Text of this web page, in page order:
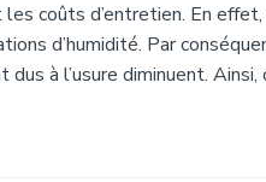
coûts d’entretien. En effet,
d’humidité. Par
dus à l’usure diminuent.